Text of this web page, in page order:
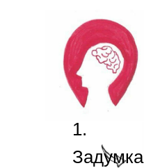
1.
Задумка